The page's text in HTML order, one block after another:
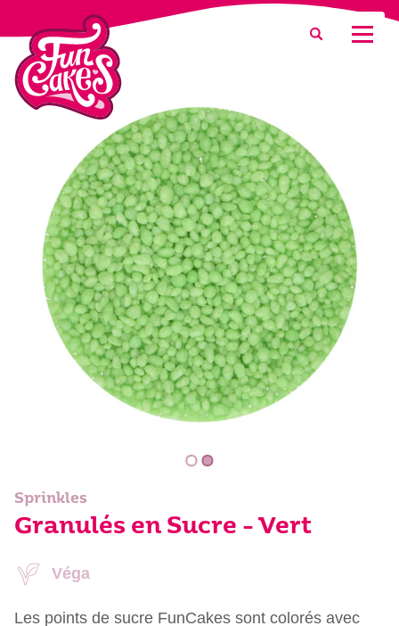
Que recherchez-vous ?
Recherche
Sprinkles
Granulés en Sucre - Vert
Véga
Les points de sucre FunCakes sont colorés avec